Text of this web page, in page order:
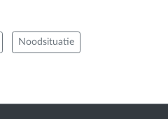
Noodsituatie